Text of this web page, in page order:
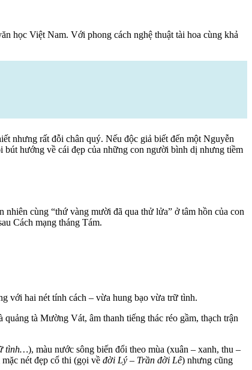
học Việt Nam. Với phong cách nghệ thuật tài hoa cùng khả
nhưng rất đỗi chân quý. Nếu độc giả biết đến một Nguyễn
bút hướng về cái đẹp của những con người bình dị nhưng tiềm
cùng “thứ vàng mười đã qua thử lửa” ở tâm hồn của con
Cách mạng tháng Tám.
với hai nét tính cách – vừa hung bạo vừa trữ tình.
tà Mường Vát, âm thanh tiếng thác réo gầm, thạch trận
tình…), màu nước sông biến đổi theo mùa (xuân – xanh, thu –
nét đẹp cổ thi (gọi về đời Lý – Trần đời Lê) nhưng cũng